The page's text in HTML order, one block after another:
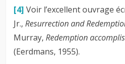
[4] Voir l’excellent ouvrage
Jr.,Resurrection and
Murray,Redemption
(Eerdmans, 1955).